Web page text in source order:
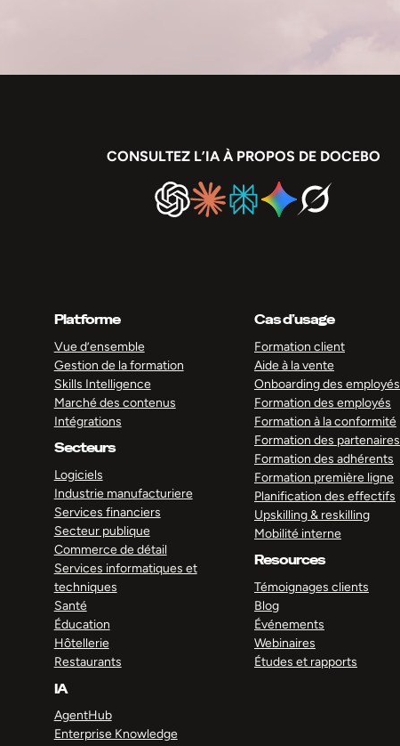
CONSULTEZ L’IA À PROPOS DE DOCEBO
Platforme
Vue d’ensemble
Gestion de la formation
Skills Intelligence
Marché des contenus
Intégrations
Secteurs
Logiciels
Industrie manufacturiere
Services financiers
Secteur publique
Commerce de détail
Services informatiques et
techniques
Santé
Éducation
Hôtellerie
Restaurants
IA
AgentHub
Enterprise Knowledge
Cas d’usage
Formation client
Aide à la vente
Onboarding des employés
Formation des employés
Formation à la conformité
Formation des partenaires
Formation des adhérents
Formation première ligne
Planification des effectifs
Upskilling & reskilling
Mobilité interne
Resources
Témoignages clients
Blog
Événements
Webinaires
Études et rapports